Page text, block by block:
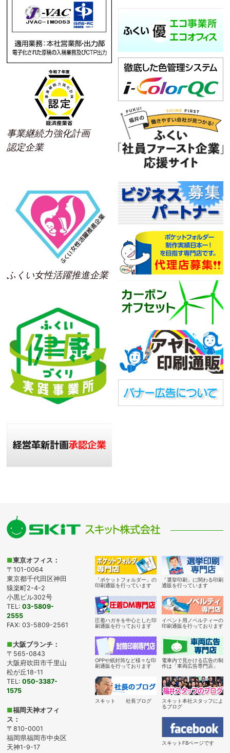
事業継続力強化計画
認定企業
ふくい女性活躍推進企業
■東京オフィス：
〒101-0064
東京都千代田区神田
猿楽町2-4-2
小黒ビル302号
TEL:03-5809-
2555
FAX: 03-5809-2561
■大阪ブランチ：
〒565-0843
大阪府吹田市千里山
松が丘18-11
TEL:050-3387-
1575
■福岡天神オフィ
ス：
〒810-0001
福岡県福岡市中央区
天神1-9-17
「ポケットフォルダー」の
印刷通販を行っています
「選挙印刷」に関わる印刷
通販を行っています
圧着ハガキを中心とした印
刷通販を行っております
イベント用ノベルティーの
印刷通販を行っております
OPPや紙封筒など様々な印
刷通販を行っております
電車内で見かける広告の制
作は「車両広告専門店」
スキット 社長ブログ
スキット本社スタッフによ
るブログ
スキットFBページです